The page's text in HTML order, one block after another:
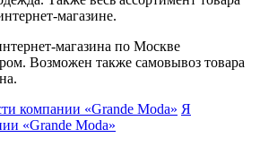
магазине.
магазина по Москве
Возможен также самовывоз товара
компании «Grande Moda» Я
«Grande Moda»